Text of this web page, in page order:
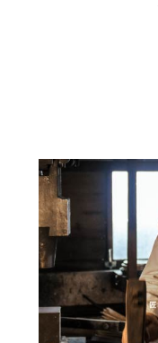
JR
JR西日
ふ
ふるさとあっ晴れ認